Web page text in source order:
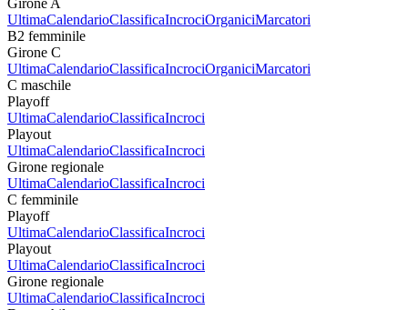
UltimaCalendarioClassificaIncrociOrganiciMarcatori
B2 femminile
Girone C
UltimaCalendarioClassificaIncrociOrganiciMarcatori
C maschile
Playoff
UltimaCalendarioClassificaIncroci
Playout
UltimaCalendarioClassificaIncroci
Girone regionale
UltimaCalendarioClassificaIncroci
C femminile
Playoff
UltimaCalendarioClassificaIncroci
Playout
UltimaCalendarioClassificaIncroci
Girone regionale
UltimaCalendarioClassificaIncroci